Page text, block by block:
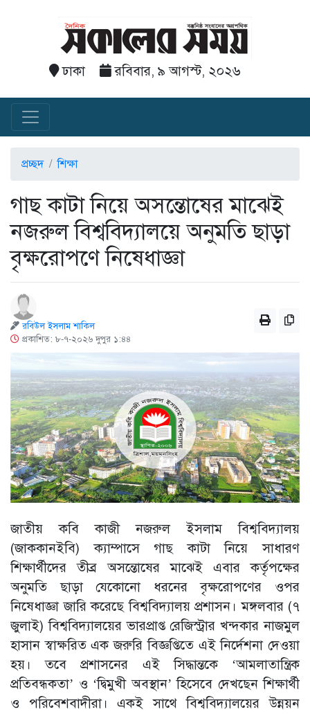
ঢাকা রবিবার, ৯ আগস্ট, ২০২৬
প্রচ্ছদ শিক্ষা
‎গাছ কাটা নিয়ে অসন্তোষের মাঝেই
নজরুল বিশ্ববিদ্যালয়ে অনুমতি ছাড়া
বৃক্ষরোপণে নিষেধাজ্ঞা
রবিউল ইসলাম শাকিল
প্রকাশিত: ৮-৭-২০২৬ দুপুর ১:৪৪
‎জাতীয় কবি কাজী নজরুল ইসলাম বিশ্ববিদ্যালয়
(জাককানইবি) ক্যাম্পাসে গাছ কাটা নিয়ে সাধারণ
শিক্ষার্থীদের তীব্র অসন্তোষের মাঝেই এবার কর্তৃপক্ষের
অনুমতি ছাড়া যেকোনো ধরনের বৃক্ষরোপণের ওপর
নিষেধাজ্ঞা জারি করেছে বিশ্ববিদ্যালয় প্রশাসন। মঙ্গলবার (৭
জুলাই) বিশ্ববিদ্যালয়ের ভারপ্রাপ্ত রেজিস্ট্রার খন্দকার নাজমুল
হাসান স্বাক্ষরিত এক জরুরি বিজ্ঞপ্তিতে এই নির্দেশনা দেওয়া
হয়। তবে প্রশাসনের এই সিদ্ধান্তকে ‘আমলাতান্ত্রিক
প্রতিবন্ধকতা’ ও ‘দ্বিমুখী অবস্থান’ হিসেবে দেখছেন শিক্ষার্থী
ও পরিবেশবাদীরা। একই সাথে বিশ্ববিদ্যালয়ের উন্নয়ন